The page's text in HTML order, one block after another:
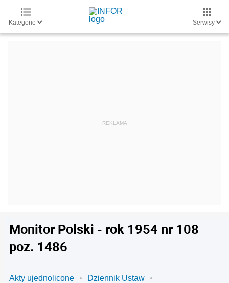
Kategorie Serwisy
Monitor Polski - rok 1954 nr 108
poz. 1486
Akty ujednolicone
Dziennik Ustaw